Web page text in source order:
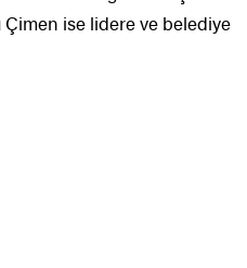
ise lidere ve belediye